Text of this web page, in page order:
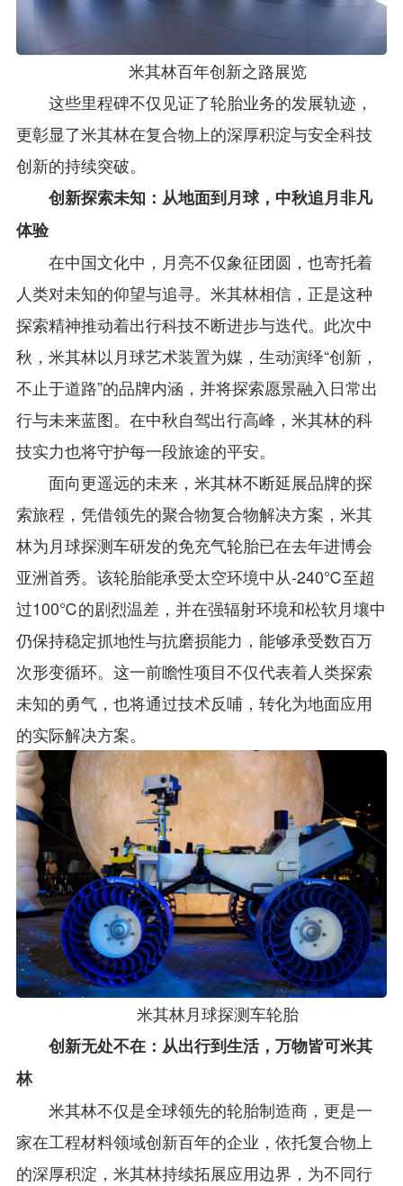
米其林百年创新之路展览
这些里程碑不仅见证了轮胎业务的发展轨迹，
更彰显了米其林在复合物上的深厚积淀与安全科技
创新的持续突破。
创新探索未知：从地面到月球，中秋追月非凡
体验
在中国文化中，月亮不仅象征团圆，也寄托着
人类对未知的仰望与追寻。米其林相信，正是这种
探索精神推动着出行科技不断进步与迭代。此次中
秋，米其林以月球艺术装置为媒，生动演绎“创新，
不止于道路”的品牌内涵，并将探索愿景融入日常出
行与未来蓝图。在中秋自驾出行高峰，米其林的科
技实力也将守护每一段旅途的平安。
面向更遥远的未来，米其林不断延展品牌的探
索旅程，凭借领先的聚合物复合物解决方案，米其
林为月球探测车研发的免充气轮胎已在去年进博会
亚洲首秀。该轮胎能承受太空环境中从-240℃至超
过100℃的剧烈温差，并在强辐射环境和松软月壤中
仍保持稳定抓地性与抗磨损能力，能够承受数百万
次形变循环。这一前瞻性项目不仅代表着人类探索
未知的勇气，也将通过技术反哺，转化为地面应用
的实际解决方案。
米其林月球探测车轮胎
创新无处不在：从出行到生活， 万物皆可米其
林
米其林不仅是全球领先的轮胎制造商，更是一
家在工程材料领域创新百年的企业，依托复合物上
的深厚积淀，米其林持续拓展应用边界，为不同行